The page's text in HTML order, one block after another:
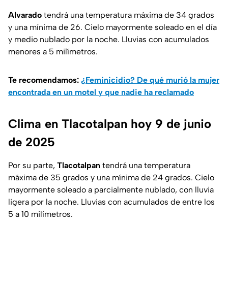
Alvarado tendrá una temperatura máxima de 34 grados
y una mínima de 26. Cielo mayormente soleado en el día
y medio nublado por la noche. Lluvias con acumulados
menores a 5 milímetros.
Te recomendamos: ¿Feminicidio? De qué murió la mujer
encontrada en un motel y que nadie ha reclamado
Clima en Tlacotalpan hoy 9 de junio
de 2025
Por su parte, Tlacotalpan tendrá una temperatura
máxima de 35 grados y una mínima de 24 grados. Cielo
mayormente soleado a parcialmente nublado, con lluvia
ligera por la noche. Lluvias con acumulados de entre los
5 a 10 milímetros.